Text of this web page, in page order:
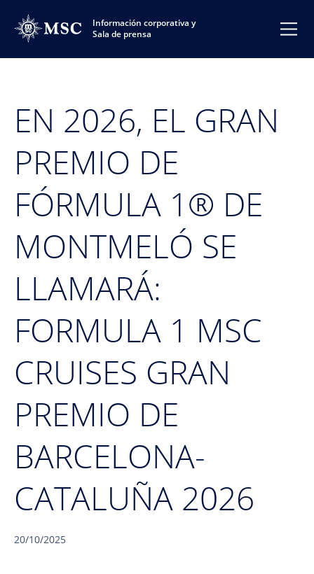
Información corporativa y
Sala de prensa
EN 2026, EL GRAN
PREMIO DE
FÓRMULA 1® DE
MONTMELÓ SE
LLAMARÁ:
FORMULA 1 MSC
CRUISES GRAN
PREMIO DE
BARCELONA-
CATALUÑA 2026
20/10/2025